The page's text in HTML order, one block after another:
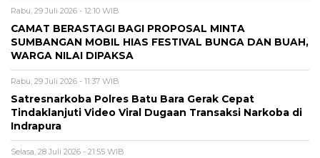
Rabu, 29 Juli 2026 - 12:10 WIB
CAMAT BERASTAGI BAGI PROPOSAL MINTA
SUMBANGAN MOBIL HIAS FESTIVAL BUNGA DAN BUAH,
WARGA NILAI DIPAKSA
Rabu, 29 Juli 2026 - 11:37 WIB
Satresnarkoba Polres Batu Bara Gerak Cepat
Tindaklanjuti Video Viral Dugaan Transaksi Narkoba di
Indrapura
Selasa, 28 Juli 2026 - 21:55 WIB